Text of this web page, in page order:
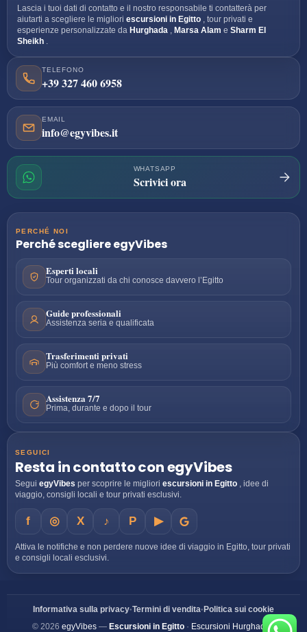
Lascia i tuoi dati di contatto e il nostro responsabile ti contatterà per
aiutarti a scegliere le migliori escursioni in Egitto
, tour privati e
esperienze personalizzate da Hurghada Marsa Alam e Sharm El
Sheikh
TELEFONO
+39 327 460 6958
EMAIL
info@egyvibes.it
WHATSAPP
Scrivici ora
PERCHÉ NOI
Perché scegliereegyVibes
Esperti locali
Tour organizzati da chi conosce davvero l’Egitto
Guide professionali
Assistenza seria e qualificata
Trasferimenti privati
Più comfort e meno stress
Assistenza 7/7
Prima, durante e dopo il tour
SEGUICI
Resta in contatto con egyVibes
Segui egyVibes per scoprire le migliori escursioni in Egitto
, idee di
viaggio, consigli locali e tour privati esclusivi.
f ◎ X ♪ P ▶
Attiva le notifiche e non perdere nuove idee di viaggio in Egitto, tour privati
e consigli locali esclusivi.
Informativa sulla privacy•Termini di vendita• Politica sui cookie
© 2026 egyVibes — Escursioni in Egitto · Escursioni Hurghada·